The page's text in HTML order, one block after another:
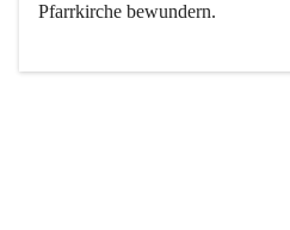
Pfarrkirche bewundern.
Der Weinbau dominert heute